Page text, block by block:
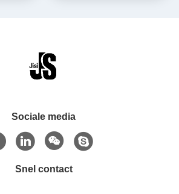
Sociale media
Snel contact